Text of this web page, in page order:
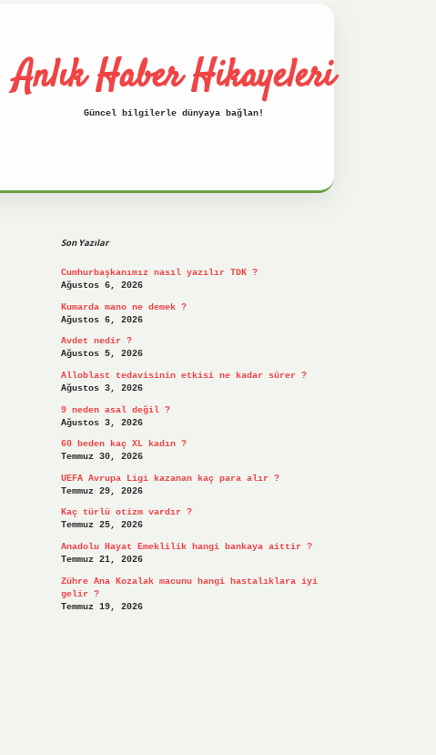
Anlık Haber Hikayeleri
Güncel bilgilerle dünyaya bağlan!
Son Yazılar
Cumhurbaşkanımız nasıl yazılır TDK ?
Ağustos 6, 2026
Kumarda mano ne demek ?
Ağustos 6, 2026
Avdet nedir ?
Ağustos 5, 2026
Alloblast tedavisinin etkisi ne kadar sürer ?
Ağustos 3, 2026
9 neden asal değil ?
Ağustos 3, 2026
60 beden kaç XL kadın ?
Temmuz 30, 2026
UEFA Avrupa Ligi kazanan kaç para alır ?
Temmuz 29, 2026
Kaç türlü otizm vardır ?
Temmuz 25, 2026
Anadolu Hayat Emeklilik hangi bankaya aittir ?
Temmuz 21, 2026
Zühre Ana Kozalak macunu hangi hastalıklara iyi
gelir ?
Temmuz 19, 2026